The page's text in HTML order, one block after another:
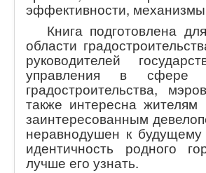
эффективности,
Книга подготовлена
области
руководителей
управления в сфере
градостроительства,
также интересна жителям
заинтересованным
неравнодушен к
идентичность родного
лучше его узнать.